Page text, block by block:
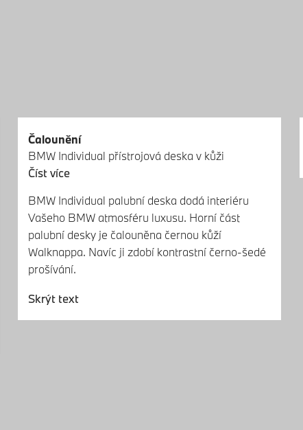
Čalounění
BMW Individual přístrojová deska v kůži
Číst více
BMW Individual palubní deska dodá interiéru
Vašeho BMW atmosféru luxusu. Horní část
palubní desky je čalouněna černou kůží
Walknappa. Navíc ji zdobí kontrastní černo-šedé
prošívání.
Skrýt text